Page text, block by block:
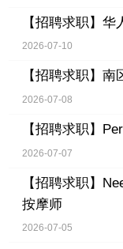
【招聘求职】 华
2026-07-10
【招聘求职】
2026-07-08
【招聘求职】
2026-07-07
【招聘求职】
按摩师
2026-07-05